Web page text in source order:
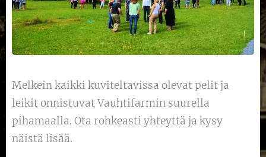
Melkein kaikki kuviteltavissa olevat pelit ja
leikit onnistuvat Vauhtifarmin suurella
pihamaalla. Ota rohkeasti yhteyttä ja kysy
näistä lisää.